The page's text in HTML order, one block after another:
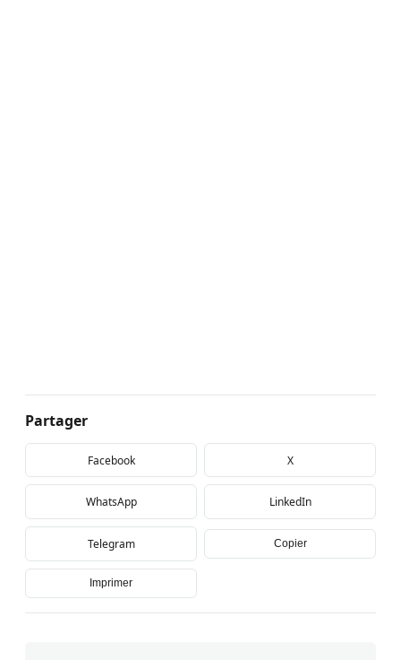
Partager
Facebook X
WhatsApp LinkedIn
Telegram Copier
Imprimer